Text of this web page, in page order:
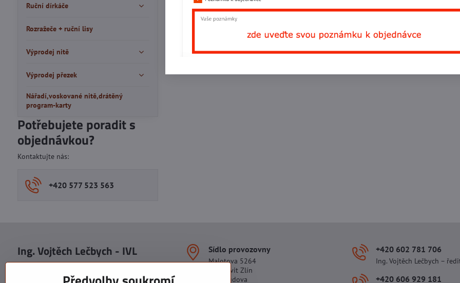
Ruční dírkáče
Rozražeče + ruční lisy
Výprodej nitě
Výprodej přezek
Nářadí,voskované nitě,drátěný
program-karty
Potřebujete poradit s
objednávkou?
Kontaktujte nás:
+420 577 523 563
Ing. Vojtěch Lečbych - IVL
DIČ: CZ5602130809
Sídlo provozovny
Malotova 5264
Areál Svit Zlín
113. budova
+420 602 781 706
Ing. Vojtěch Lečbych –
+420 606 929 181